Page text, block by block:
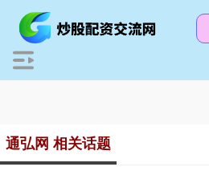
通弘网 相关话题